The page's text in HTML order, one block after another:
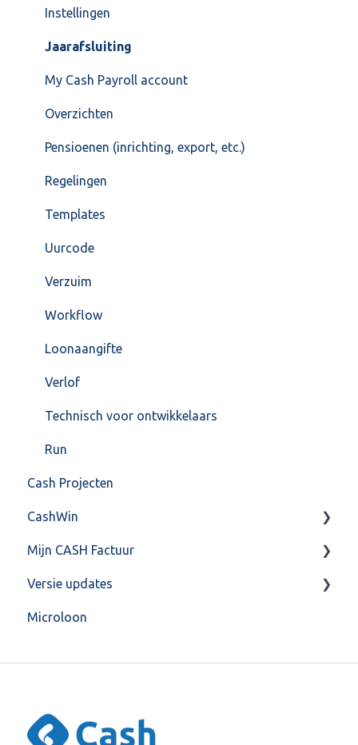
Instellingen
Jaarafsluiting
My Cash Payroll account
Overzichten
Pensioenen (inrichting, export, etc.)
Regelingen
Templates
Uurcode
Verzuim
Workflow
Loonaangifte
Verlof
Technisch voor ontwikkelaars
Run
Cash Projecten
CashWin
Overig
Mijn CASH Factuur
Facturatie Loonportal( CASH Lonen)
Mijn CASH factuur
Versie updates
CashWeb updates 2025
Microloon